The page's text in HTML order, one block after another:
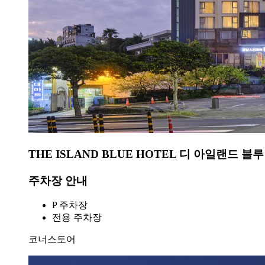
THE ISLAND BLUE HOTEL 디 아일랜드 블
주차장 안내
P 주차장
전용 주차장
코너스토어